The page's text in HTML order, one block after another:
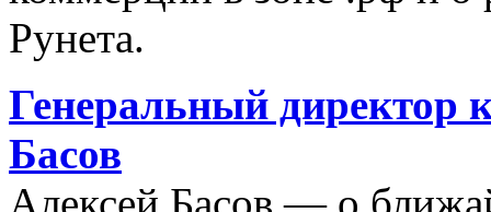
Рунета.
Генеральный директор
Басов
Алексей Басов — о